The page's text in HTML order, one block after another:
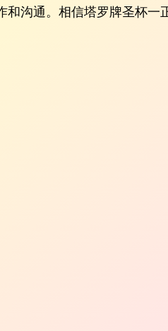
沟通。相信塔罗牌圣杯一